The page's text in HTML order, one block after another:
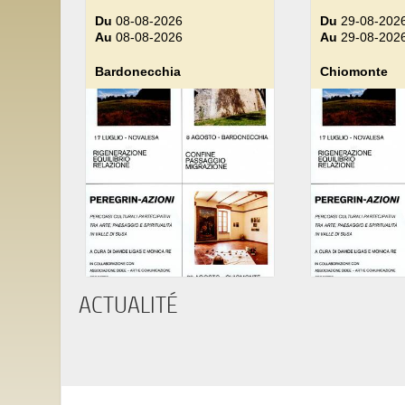
Du 08-08-2026
Au 08-08-2026
Bardonecchia
Du 29-08-
Au 29-08-
Chiomonte
ACTUALITÉ